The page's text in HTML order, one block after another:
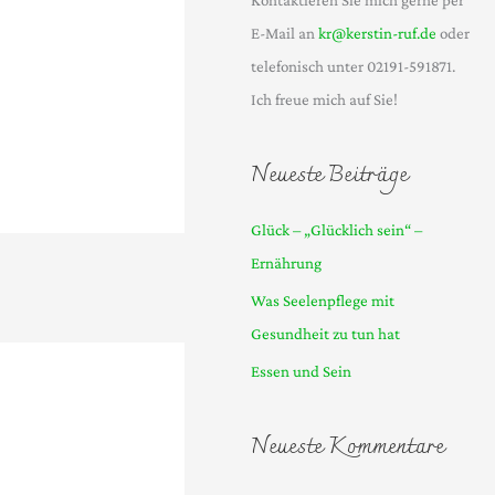
E-Mail ankr@kerstin-ruf.de oder
telefonisch unter 02191-591871.
Ich freue mich auf Sie!
Neueste Beiträge
Glück – „Glücklich sein“ –
Ernährung
Was Seelenpflege mit
Gesundheit zu tun hat
Essen und Sein
Neueste Kommentare